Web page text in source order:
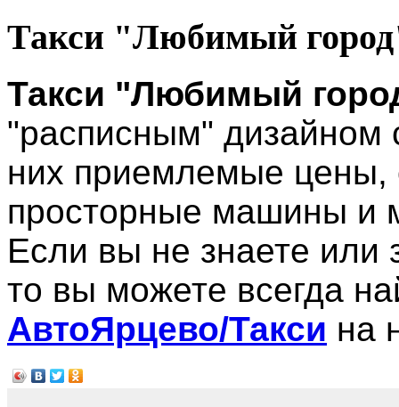
Такси "Любимый
Такси "Любимый
"расписным" дизайном
них приемлемые цены,
просторные машины и
Если вы не знаете
то вы можете всегда
АвтоЯрцево/Такси на